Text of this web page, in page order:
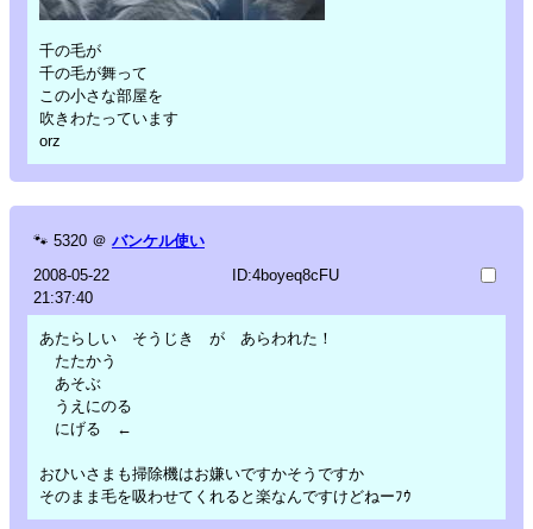
千の毛が
千の毛が舞って
この小さな部屋を
吹きわたっています
orz
🐾 5320 ＠ バンケル使い
2008-05-22
21:37:40
ID:4boyeq8cFU
あたらしい そうじき が あらわれた！
たたかう
あそぶ
うえにのる
にげる ←
おひいさまも掃除機はお嫌いですかそうですか
そのまま毛を吸わせてくれると楽なんですけどねーﾌｳ